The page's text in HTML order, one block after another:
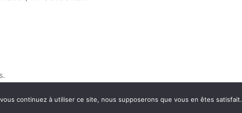
continuez à utiliser ce site, nous supposerons que vous en êtes satisfait.